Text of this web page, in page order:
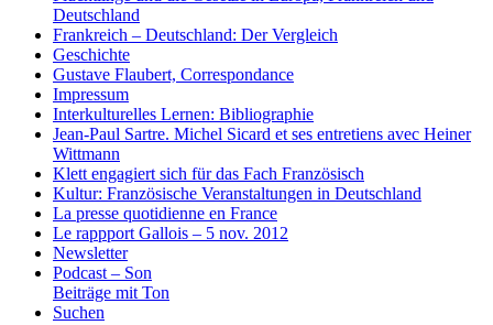
Deutschland
Frankreich – Deutschland: Der Vergleich
Geschichte
Gustave Flaubert, Correspondance
Impressum
Interkulturelles Lernen: Bibliographie
Jean-Paul Sartre. Michel Sicard et ses entretiens avec Heiner
Wittmann
Klett engagiert sich für das Fach Französisch
Kultur: Französische Veranstaltungen in Deutschland
La presse quotidienne en France
Le rappport Gallois – 5 nov. 2012
Newsletter
Podcast – Son
Beiträge mit Ton
Suchen